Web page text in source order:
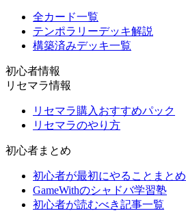
全カード一覧
テンポラリーデッキ解説
構築済みデッキ一覧
初心者情報
リセマラ情報
リセマラ購入おすすめパック
リセマラのやり方
初心者まとめ
初心者が最初にやることまとめ
GameWithのシャドバ学習塾
初心者が読むべき記事一覧